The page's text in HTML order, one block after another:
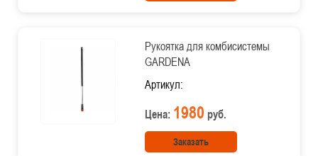
Рукоятка для комбисистемы
GARDENA
Артикул:
Цена: 1980 руб.
Заказать